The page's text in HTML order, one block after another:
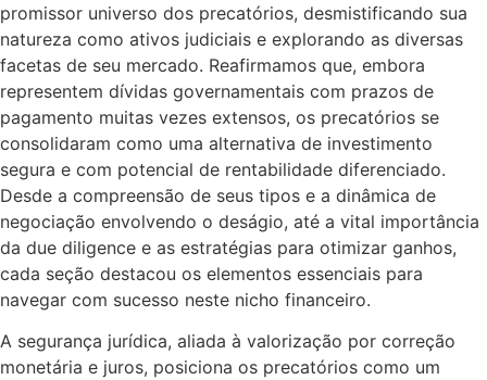
promissor universo dos precatórios, desmistificando sua
natureza como ativos judiciais e explorando as diversas
facetas de seu mercado. Reafirmamos que, embora
representem dívidas governamentais com prazos de
pagamento muitas vezes extensos, os precatórios se
consolidaram como uma alternativa de investimento
segura e com potencial de rentabilidade diferenciado.
Desde a compreensão de seus tipos e a dinâmica de
negociação envolvendo o deságio, até a vital importância
da due diligence e as estratégias para otimizar ganhos,
cada seção destacou os elementos essenciais para
navegar com sucesso neste nicho financeiro.
A segurança jurídica, aliada à valorização por correção
monetária e juros, posiciona os precatórios como um